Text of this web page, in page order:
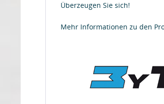
Überzeugen Sie sich!
Mehr Informationen zu den